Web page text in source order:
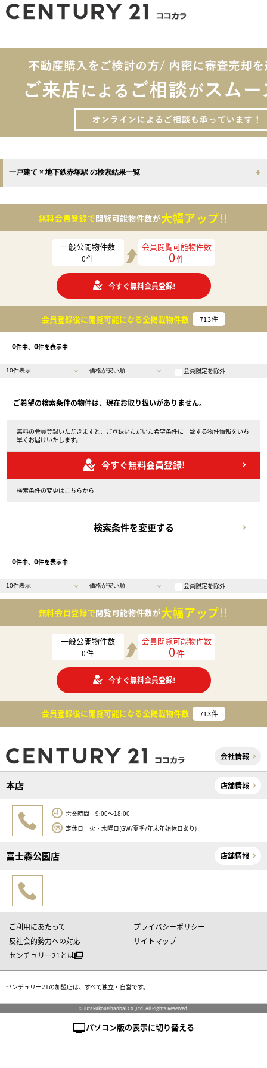
一戸建て × 地下鉄赤塚駅 の検索結果一覧
無料会員登録で閲覧可能物件数が大幅アップ!!
一般公開物件数
0件
会員閲覧可能物件数
0件
今すぐ無料会員登録!
会員登録後に閲覧可能になる全掲載物件数 713件
0件中、 0件を表示中
会員限定を除外
ご希望の検索条件の物件は、現在お取り扱いがありません。
無料の会員登録いただきますと、ご登録いただいた希望条件に一致する物件情報をいち
早くお届けいたします。
今すぐ無料会員登録!
検索条件の変更はこちらから
検索条件を変更する
0件中、 0件を表示中
会員限定を除外
無料会員登録で閲覧可能物件数が大幅アップ!!
一般公開物件数
0件
会員閲覧可能物件数
0件
今すぐ無料会員登録!
会員登録後に閲覧可能になる全掲載物件数 713件
会社情報
本店 店舗情報
営業時間 9:00～18:00
定休日 火・水曜日(GW/夏季/年末年始休日あり)
富士森公園店 店舗情報
ご利用にあたって
プライバシーポリシー
反社会的勢力への対応
サイトマップ
センチュリー21とは
センチュリー21の加盟店は、すべて独立・自営です。
©Jutakukoueihanbai Co.,Ltd. All Rights Reserved.
パソコン版の表示に切り替える